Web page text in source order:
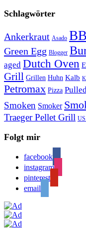
Schlagwörter
Ankerkraut Asado
Green Egg Blogger
aged Dutch Oven
Grill Grillen Huhn Kalb
Petromax Pizza
Smoken Smoker
Traeger Pellet Grill
Folgt mir
facebook
instagram
pinterest
email